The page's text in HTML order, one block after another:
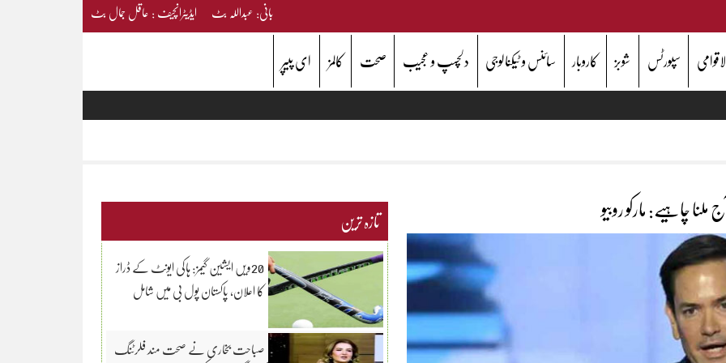
بانی: عبداللہ بٹ ایڈیٹرانچیف : عاقل جمال بٹ
سپورٹس شوبز کاروبار سائنس و ٹیکنالوجی دلچسپ و عجیب صحت کالمز ای پیپر
چاہیے: مارکو روبیو تازہ ترین
20ویں ایشین گیمز: ہاکی ایونٹ کے ڈراز
کا اعلان، پاکستان پول بی میں شامل
صباحت بخاری نے صحت مند فلرٹنگ